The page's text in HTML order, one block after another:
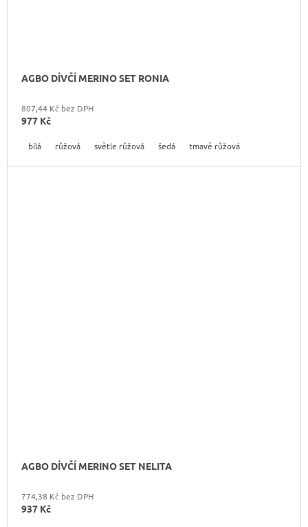
AGBO DÍVČÍ MERINO SET RONIA
807,44 Kč bez DPH
977 Kč
bílá růžová světle růžová šedá tmavě růžová
AGBO DÍVČÍ MERINO SET NELITA
774,38 Kč bez DPH
937 Kč